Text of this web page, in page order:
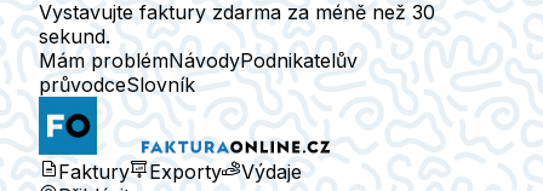
Vystavujte faktury zdarma za méně než 30
sekund.
Mám problémNávodyPodnikatelův
průvodceSlovník
Faktury Exporty
Výdaje